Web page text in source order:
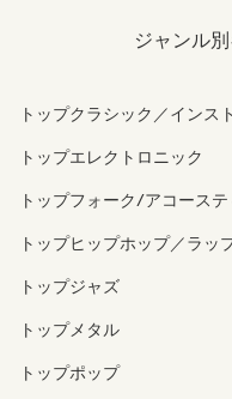
ジャンル
トップクラシック／インス
トップエレクトロニック
トップフォーク/アコーステ
トップヒップホップ／ラッ
トップジャズ
トップメタル
トップポップ